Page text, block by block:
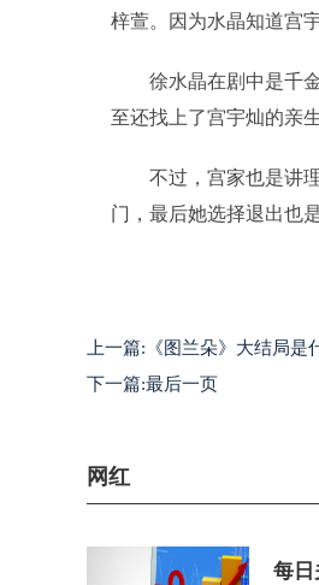
梓萱。因为水晶知道宫
徐水晶在剧中是千
至还找上了宫宇灿的亲
不过，宫家也是讲
门，最后她选择退出也
上一篇:《图兰朵》大结局是
下一篇:最后一页
网红
每日